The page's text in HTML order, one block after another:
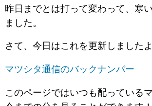
昨日までとは打って変わって、寒
ました。
さて、今日はこれを更新しましたよ
マツシタ通信のバックナンバー
このページではいつも配っている